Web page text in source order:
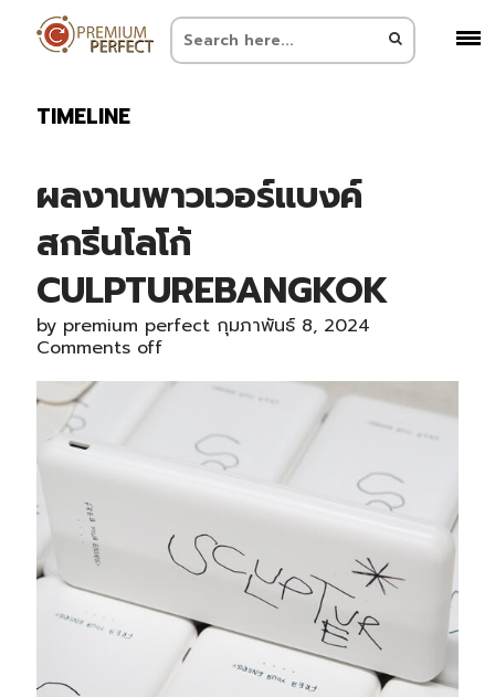
TIMELINE
ผลงานพาวเวอร์แบงค์
สกรีนโลโก้
CULPTUREBANGKOK
by premium perfect กุมภาพันธ์ 8, 2024
Comments off